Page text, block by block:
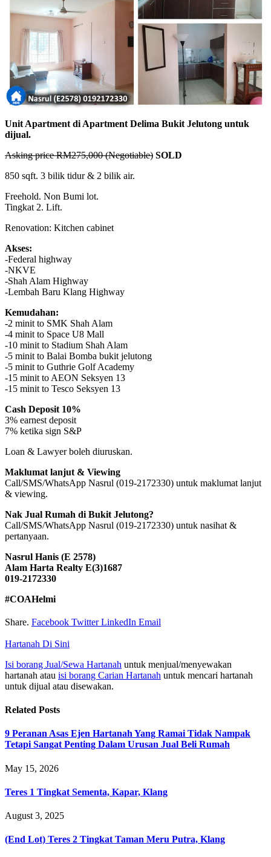
Unit Apartment di Apartment Delima Bukit Jelutong untuk
dijual.
Asking price RM275,000 (Negotiable) SOLD
850 sqft. 3 bilik tidur & 2 bilik air.
Freehold. Non Bumi lot.
Tingkat 2. Lift.
Renovation: Kitchen cabinet
Akses:
-Federal highway
-NKVE
-Shah Alam Highway
-Lembah Baru Klang Highway
Kemudahan:
-2 minit to SMK Shah Alam
-4 minit to Space U8 Mall
-10 minit to Stadium Shah Alam
-5 minit to Balai Bomba bukit jelutong
-5 minit to Guthrie Golf Academy
-15 minit to AEON Seksyen 13
-15 minit to Tesco Seksyen 13
Cash Deposit 10%
3% earnest deposit
7% ketika sign S&P
Loan & Lawyer boleh diuruskan.
Maklumat lanjut & Viewing
Call/SMS/WhatsApp Nasrul (019-2172330) untuk maklumat lanjut
& viewing.
Nak Jual Rumah di Bukit Jelutong?
Call/SMS/WhatsApp Nasrul (019-2172330) untuk nasihat &
pertanyaan.
Nasrul Hanis (E 2578)
Alam Harta Realty E(3)1687
019-2172330
#COAHelmi
Share. Facebook Twitter LinkedIn Email
Hartanah Di Sini
Isi borang Jual/Sewa Hartanah untuk menjual/menyewakan
hartanah atau isi borang Carian Hartanah untuk mencari hartanah
untuk dijual atau disewakan.
Related Posts
9 Peranan Asas Ejen Hartanah Yang Ramai Tidak Nampak
Tetapi Sangat Penting Dalam Urusan Jual Beli Rumah
May 15, 2026
Teres 1 Tingkat Sementa, Kapar, Klang
August 3, 2025
(End Lot) Teres 2 Tingkat Taman Meru Putra, Klang